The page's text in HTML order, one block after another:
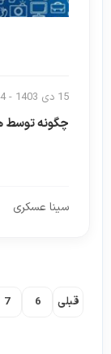
15 دی 1403 - 8:44
چگونه توسط
سینا عسکری
قبلی 6
7